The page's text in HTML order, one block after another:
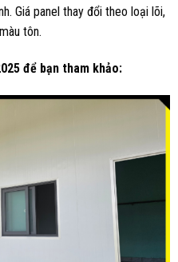
Giá panel thay đổi theo loại lõi,
tôn.
để bạn tham khảo: